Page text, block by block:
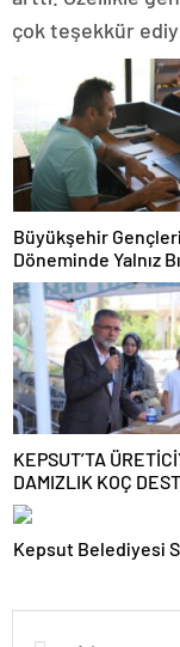
çok teşekkür
Büyükşehir
Döneminde Yalnız
KEPSUT’TA
DAMIZLIK KOÇ
Kepsut Belediyesi